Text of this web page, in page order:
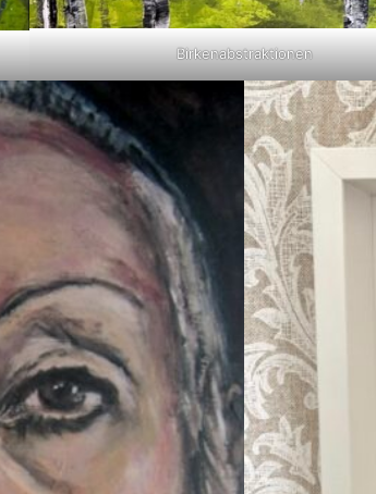
Birkenabstraktionen